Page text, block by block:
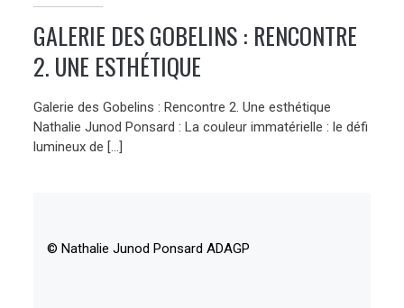
GALERIE DES GOBELINS : RENCONTRE
2. UNE ESTHÉTIQUE
Galerie des Gobelins : Rencontre 2. Une esthétique
Nathalie Junod Ponsard : La couleur immatérielle : le défi
lumineux de […]
© Nathalie Junod Ponsard ADAGP